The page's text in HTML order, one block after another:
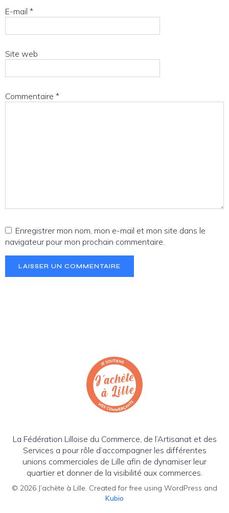
E-mail *
Site web
Commentaire *
Enregistrer mon nom, mon e-mail et mon site dans le
navigateur pour mon prochain commentaire.
La Fédération Lilloise du Commerce, de l’Artisanat et des
Services a pour rôle d’accompagner les différentes
unions commerciales de Lille afin de dynamiser leur
quartier et donner de la visibilité aux commerces.
© 2026 J’achète à Lille. Created for free using WordPress and
Kubio